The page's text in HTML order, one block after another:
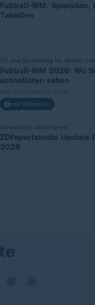
Fußball-WM: Spielplan,
Tabellen
TV und Streaming im Tempo-
Fußball-WM 2026: Wo
schnellsten sehen
mit Video2:41
Newsletter abonnieren
ZDFsportstudio Update
2026